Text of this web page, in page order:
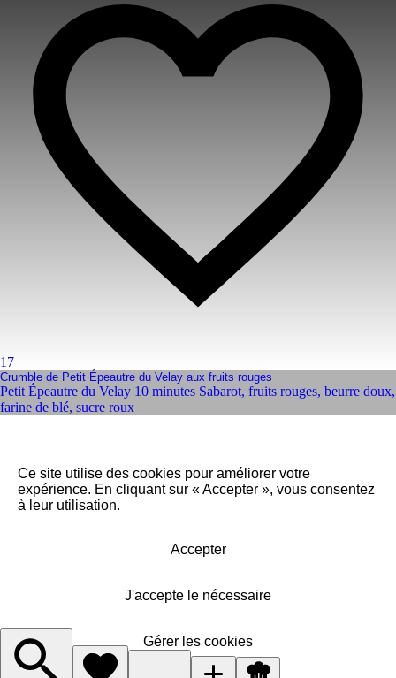
17
Crumble de Petit Épeautre du Velay aux fruits rouges
Petit Épeautre du Velay 10 minutes Sabarot, fruits rouges, beurre doux,
farine de blé, sucre roux
Ce site utilise des cookies pour améliorer votre
expérience. En cliquant sur « Accepter », vous consentez
à leur utilisation.
Accepter
J'accepte le nécessaire
Gérer les cookies